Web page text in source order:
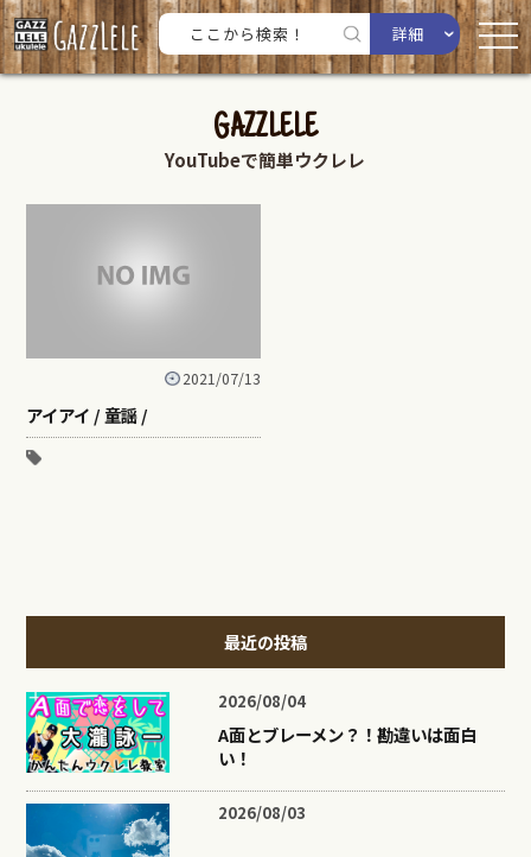
詳細
GAZZLELE
YouTubeで簡単ウクレレ
2021/07/13
アイアイ / 童謡 /
最近の投稿
2026/08/04
A面とブレーメン？！勘違いは面白
い！
2026/08/03